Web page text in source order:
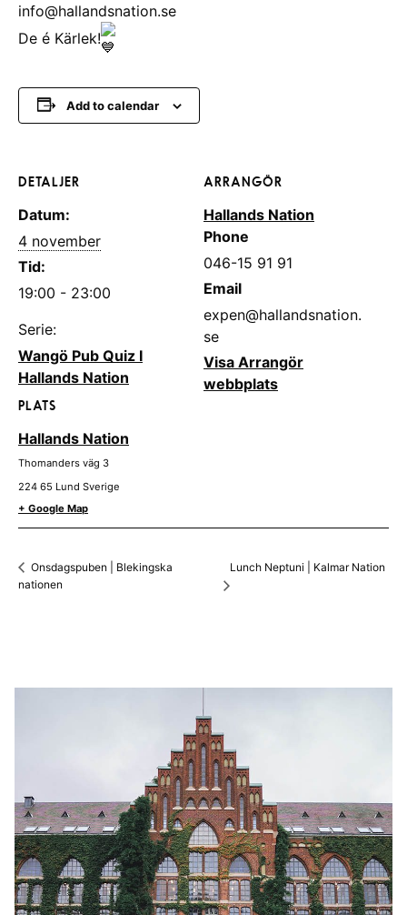
info@hallandsnation.se
De é Kärlek!
Add to calendar
DETALJER
Datum:
4 november
Tid:
19:00 - 23:00
Serie:
Wangö Pub Quiz I
Hallands Nation
PLATS
Hallands Nation
Thomanders väg 3
224 65 Lund Sverige
+ Google Map
ARRANGÖR
Hallands Nation
Phone
046-15 91 91
Email
expen@hallandsnation.
se
Visa Arrangör
webbplats
Onsdagspuben | Blekingska
nationen
Lunch Neptuni | Kalmar Nation